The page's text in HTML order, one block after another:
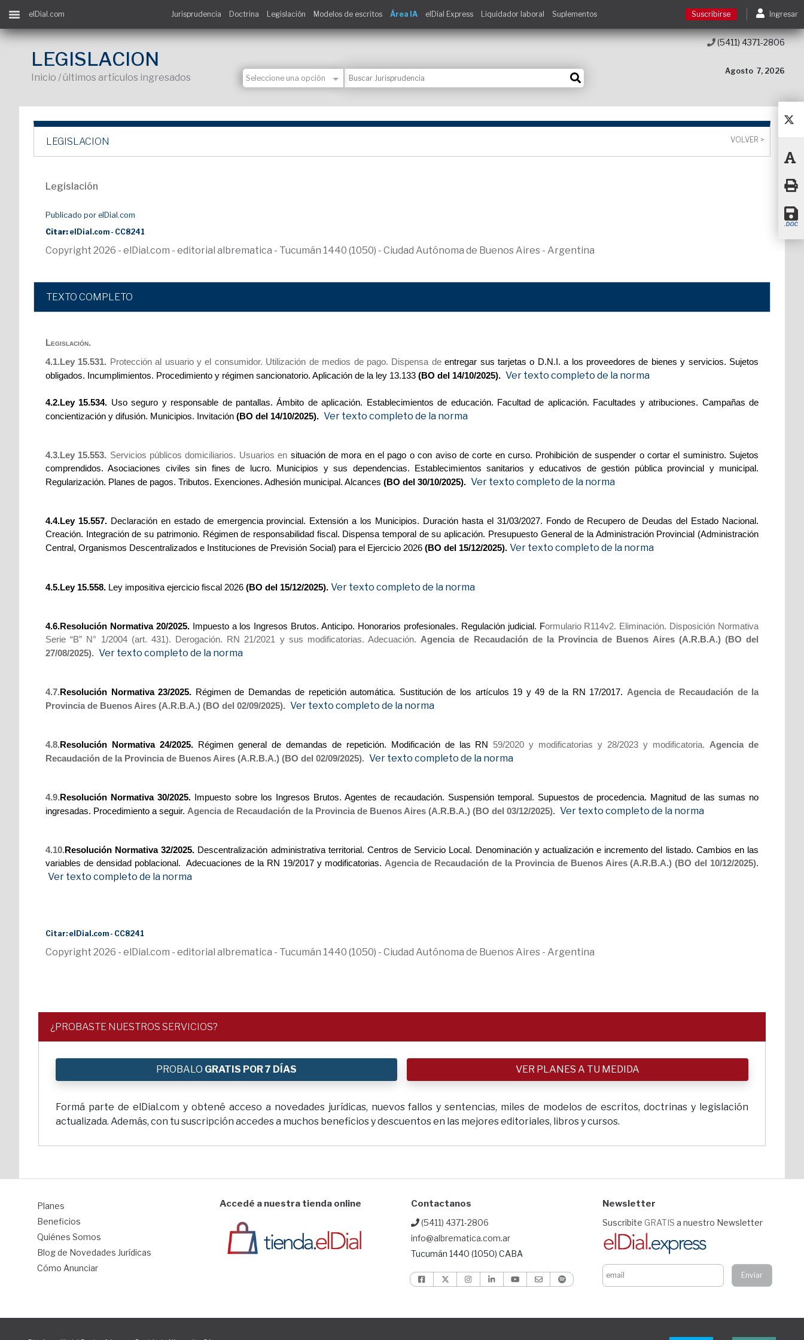
Suscribirse
Acceso a cursos
Contacto
elDial.com Jurisprudencia Doctrina Legislación Modelos de escritos Área IA elDial Express Liquidador laboral Suplementos Suscribirse Ingresar
LEGISLACION
Inicio / últimos artículos ingresados
Agosto 7, 2026
(5411) 4371-2806
LEGISLACION VOLVER >
Legislación
Publicado por elDial.com
Citar: elDial.com - CC8241
Copyright 2026 - elDial.com - editorial albrematica - Tucumán 1440 (1050) - Ciudad Autónoma de Buenos Aires - Argentina
TEXTO COMPLETO
Legislación.
4.1.Ley 15.531. Protección al usuario y el consumidor. Utilización de medios de pago. Dispensa deentregar sus tarjetas o D.N.I. a los proveedores de bienes y servicios. Sujetos
obligados. Incumplimientos. Procedimiento y régimen sancionatorio. Aplicación de la ley 13.133 (BO del 14/10/2025). Ver texto completo de la norma
4.2.Ley 15.534. Uso seguro y responsable de pantallas. Ámbito de aplicación. Establecimientos de educación. Facultad de aplicación. Facultades y atribuciones. Campañas de
concientización y difusión. Municipios. Invitación (BO del 14/10/2025). Ver texto completo de la norma
4.3.Ley 15.553. Servicios públicos domiciliarios. Usuarios en situación de mora en el pago o con aviso de corte en curso. Prohibición de suspender o cortar el suministro. Sujetos
comprendidos. Asociaciones civiles sin fines de lucro. Municipios y sus dependencias. Establecimientos sanitarios y educativos de gestión pública provincial y municipal.
Regularización. Planes de pagos. Tributos. Exenciones. Adhesión municipal. Alcances (BO del 30/10/2025). Ver texto completo de la norma
4.4.Ley 15.557.Declaración en estado de emergencia provincial. Extensión a los Municipios. Duración hasta el 31/03/2027. Fondo de Recupero de Deudas del Estado Nacional.
Creación. Integración de su patrimonio. Régimen de responsabilidad fiscal. Dispensa temporal de su aplicación. Presupuesto General de la Administración Provincial (Administración
Central, Organismos Descentralizados e Instituciones de Previsión Social) para el Ejercicio 2026 (BO del 15/12/2025). Ver texto completo de la norma
4.5.Ley 15.558. Ley impositiva ejercicio fiscal 2026 (BO del 15/12/2025). Ver texto completo de la norma
4.6.Resolución Normativa 20/2025. Impuesto a los Ingresos Brutos. Anticipo. Honorarios profesionales. Regulación judicial. Formulario R114v2. Eliminación. Disposición Normativa
Serie “B” N° 1/2004 (art. 431). Derogación. RN 21/2021 y sus modificatorias. Adecuación. Agencia de Recaudación de la Provincia de Buenos Aires (A.R.B.A.) (BO del
27/08/2025). Ver texto completo de la norma
4.7. Resolución Normativa 23/2025. Régimen de Demandas de repetición automática. Sustitución de los artículos 19 y 49 de la RN 17/2017. Agencia de Recaudación de la
Provincia de Buenos Aires (A.R.B.A.) (BO del 02/09/2025). Ver texto completo de la norma
4.8. Resolución Normativa 24/2025.Régimen general de demandas de repetición. Modificación de las RN 59/2020 y modificatorias y 28/2023 y modificatoria. Agencia de
Recaudación de la Provincia de Buenos Aires (A.R.B.A.) (BO del 02/09/2025). Ver texto completo de la norma
4.9. Resolución Normativa 30/2025. Impuesto sobre los Ingresos Brutos. Agentes de recaudación. Suspensión temporal. Supuestos de procedencia. Magnitud de las sumas no
ingresadas. Procedimiento a seguir. Agencia de Recaudación de la Provincia de Buenos Aires (A.R.B.A.) (BO del 03/12/2025). Ver texto completo de la norma
4.10. Resolución Normativa 32/2025. Descentralización administrativa territorial. Centros de Servicio Local. Denominación y actualización e incremento del listado. Cambios en las
variables de densidad poblacional. Adecuaciones de la RN 19/2017 y modificatorias. Agencia de Recaudación de la Provincia de Buenos Aires (A.R.B.A.) (BO del 10/12/2025).
Ver texto completo de la norma
Citar: elDial.com - CC8241
Copyright 2026 - elDial.com - editorial albrematica - Tucumán 1440 (1050) - Ciudad Autónoma de Buenos Aires - Argentina
¿PROBASTE NUESTROS SERVICIOS?
PROBALO GRATIS POR 7 DÍAS VER PLANES A TU MEDIDA
Formá parte de elDial.com y obtené acceso a novedades jurídicas, nuevos fallos y sentencias, miles de modelos de escritos, doctrinas y legislación
actualizada. Además, con tu suscripción accedes a muchos beneficios y descuentos en las mejores editoriales, libros y cursos.
Planes
Beneficios
Quiénes Somos
Blog de Novedades Jurídicas
Cómo Anunciar
Accedé a nuestra tienda online Contactanos
(5411) 4371-2806
info@albrematica.com.ar
Tucumán 1440 (1050) CABA
Newsletter
Suscribite GRATIS a nuestro Newsletter